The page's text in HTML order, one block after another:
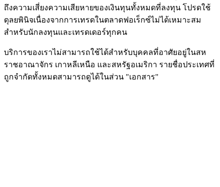
ถึงความเสี่ยงความเสียหายของเงินทุนทั้งหมดที่ลงทุน โปรดใช้
ดุลยพินิจเนื่องจากการเทรดในตลาดฟอเร็กซ์ไม่ได้เหมาะสม
สำหรับนักลงทุนและเทรดเดอร์ทุกคน
บริการของเราไม่สามารถใช้ได้สำหรับบุคคลที่อาศัยอยู่ในสห
ราชอาณาจักร เกาหลีเหนือ และสหรัฐอเมริกา รายชื่อประเทศที่
ถูกจำกัดทั้งหมดสามารถดูได้ในส่วน "เอกสาร"